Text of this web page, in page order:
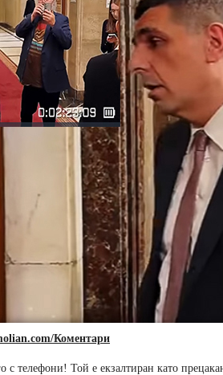
/Коментари
с телефони! Той е екзалтиран като